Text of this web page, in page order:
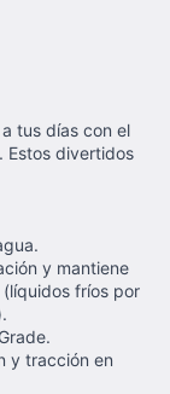
tus días con el
Estos divertidos
y mantiene
fríos por
y tracción en